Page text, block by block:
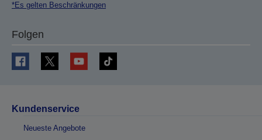
*Es gelten Beschränkungen
Folgen
Kundenservice
Neueste Angebote